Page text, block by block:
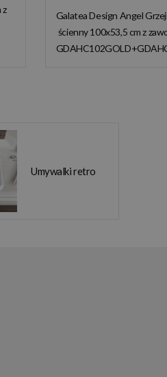
z
Galatea Design Angel
ścienny 100x53,5 cm z
Umywalki retro